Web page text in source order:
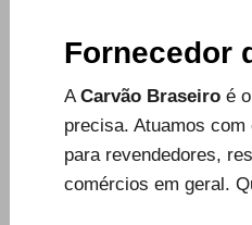
Fornecedor
A Carvão Braseiroé o
precisa. Atuamos
para revendedores,
comércios em geral.